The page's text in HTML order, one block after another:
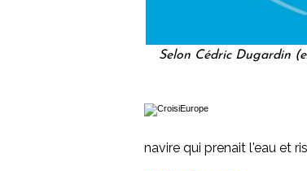
Selon Cédric Dugardin
navire qui prenait l'eau et